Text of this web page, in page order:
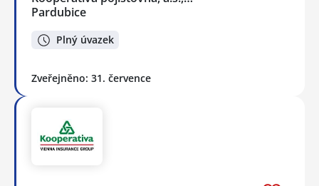
Pardubice
Plný úvazek
Zveřejněno: 31. července